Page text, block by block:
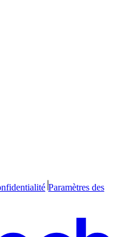
Paramètres des